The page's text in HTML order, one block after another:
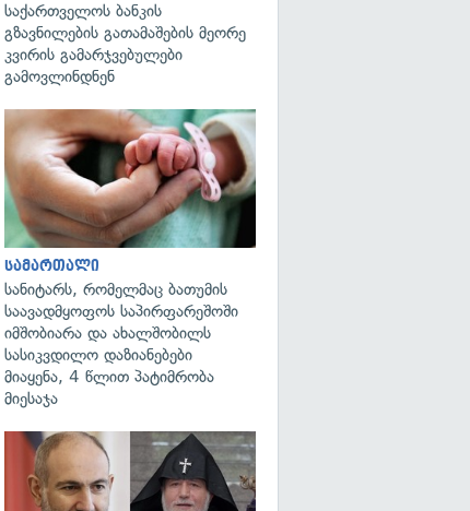
გადახედვა
საქართველოს ბანკის
გზავნილების გათამაშების მეორე
კვირის გამარჯვებულები
გამოვლინდნენ
სამართალი
სანიტარს, რომელმაც ბათუმის
საავადმყოფოს საპირფარეშოში
იმშობიარა და ახალშობილს
სასიკვდილო დაზიანებები
მიაყენა, 4 წლით პატიმრობა
მიესაჯა